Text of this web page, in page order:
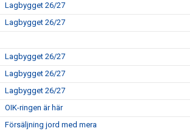
Lagbygget 26/27
Lagbygget 26/27
Lagbygget 26/27
Lagbygget 26/27
Lagbygget 26/27
OIK-ringen är här
Försäljning jord med mera